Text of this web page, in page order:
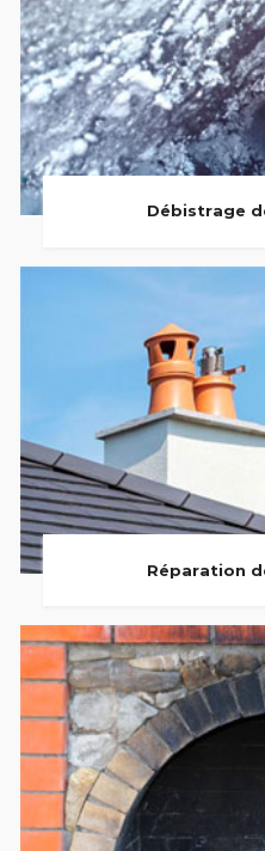
Débistrage
Réparation